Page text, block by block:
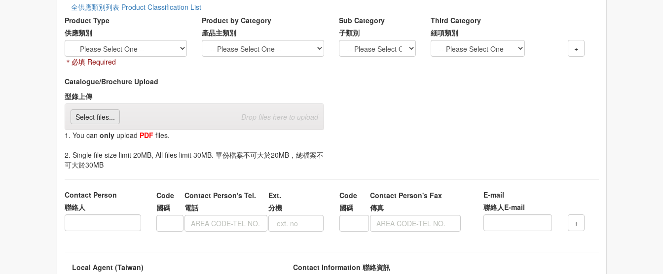
全供應類別列表 Product Classification List
Product Type
供應類別
＊必填 Required
Product by Category
產品主類別
Sub Category
子類別
Third Category
細項類別
Catalogue/Brochure Upload
型錄上傳
Select files...
Drop files here to upload
1. You can onlyupload PDFfiles.
2. Single file size limit 20MB, All files limit 30MB. 單份檔案不可大於20MB，總檔案不
可大於30MB
Contact Person
聯絡人
Code
國碼
Contact Person's Tel.
電話
Ext.
分機
Code
國碼
Contact Person's Fax
傳真
E-mail
聯絡人E-mail
Local Agent (Taiwan)
Contact Information 聯絡資訊